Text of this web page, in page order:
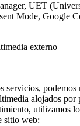
UET
Mode, Google
externo
servicios,
alojados por
utilizamos
sitio web: